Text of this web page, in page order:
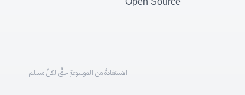
الاستفادةُ من الموسوعةِ حقٌّ لكلِّ مسلم